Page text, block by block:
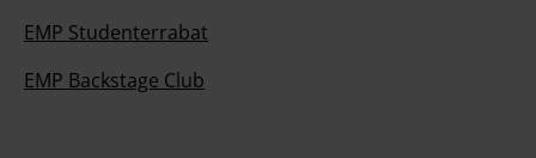
EMP Studenterrabat
EMP Backstage Club